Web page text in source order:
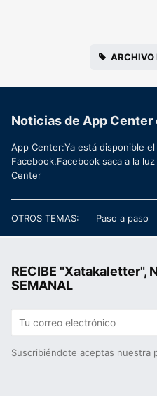
ARCHIVO
Noticias de App Center
App Center:Ya está disponible
Facebook.Facebook saca a la
Center
OTROS TEMAS: Paso a paso
RECIBE "Xatakaletter",
SEMANAL
Suscribiéndote aceptas nuestra